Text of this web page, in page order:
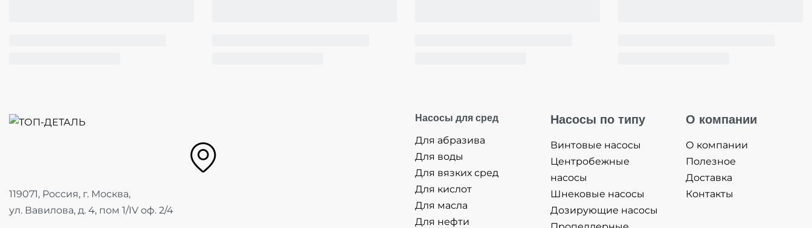
119071, Россия, г. Москва,
ул. Вавилова, д. 4, пом 1/IV оф. 2/4
Насосы для сред
Для абразива
Для воды
Для вязких сред
Для кислот
Для масла
Для нефти
Насосы по типу
Винтовые насосы
Центробежные
насосы
Шнековые насосы
Дозирующие насосы
О компании
О компании
Полезное
Доставка
Контакты